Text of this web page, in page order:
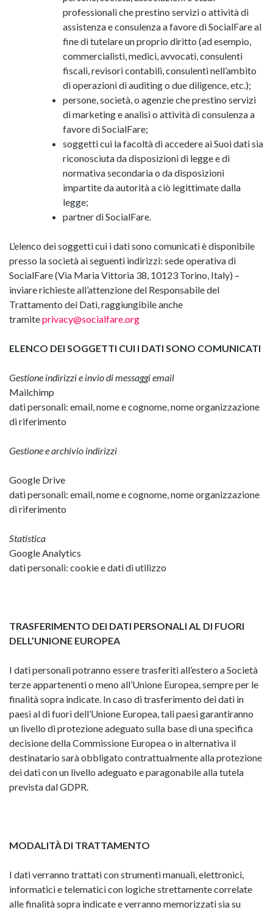
professionali che prestino servizi o attività di
assistenza e consulenza a favore di SocialFare al
fine di tutelare un proprio diritto (ad esempio,
commercialisti, medici, avvocati, consulenti
fiscali, revisori contabili, consulenti nell’ambito
di operazioni di auditing o due diligence, etc.);
persone, società, o agenzie che prestino servizi
di marketing e analisi o attività di consulenza a
favore di SocialFare;
soggetti cui la facoltà di accedere ai Suoi dati sia
riconosciuta da disposizioni di legge e di
normativa secondaria o da disposizioni
impartite da autorità a ciò legittimate dalla
legge;
partner di SocialFare.
L’elenco dei soggetti cui i dati sono comunicati è disponibile
presso la società ai seguenti indirizzi: sede operativa di
SocialFare (Via Maria Vittoria 38, 10123 Torino, Italy) –
inviare richieste all’attenzione del Responsabile del
Trattamento dei Dati, raggiungibile anche
tramiteprivacy@socialfare.org
ELENCO DEI SOGGETTI CUI I DATI SONO COMUNICATI
Gestione indirizzi e invio di messaggi email
Mailchimp
dati personali: email, nome e cognome, nome organizzazione
di riferimento
Gestione e archivio indirizzi
Google Drive
dati personali: email, nome e cognome, nome organizzazione
di riferimento
Statistica
Google Analytics
dati personali: cookie e dati di utilizzo
TRASFERIMENTO DEI DATI PERSONALI AL DI FUORI
DELL’UNIONE EUROPEA
I dati personali potranno essere trasferiti all’estero a Società
terze appartenenti o meno all’Unione Europea, sempre per le
finalità sopra indicate. In caso di trasferimento dei dati in
paesi al di fuori dell’Unione Europea, tali paesi garantiranno
un livello di protezione adeguato sulla base di una specifica
decisione della Commissione Europea o in alternativa il
destinatario sarà obbligato contrattualmente alla protezione
dei dati con un livello adeguato e paragonabile alla tutela
prevista dal GDPR.
MODALITÀ DI TRATTAMENTO
I dati verranno trattati con strumenti manuali, elettronici,
informatici e telematici con logiche strettamente correlate
alle finalità sopra indicate e verranno memorizzati sia su